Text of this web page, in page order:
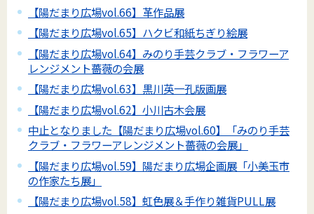
【陽だまり広場vol.66】革作品展
【陽だまり広場vol.65】ハクビ和紙ちぎり絵展
【陽だまり広場vol.64】みのり手芸クラブ・フラワーア
レンジメント薔薇の会展
【陽だまり広場vol.63】黒川英一孔版画展
【陽だまり広場vol.62】小川古木会展
中止となりました【陽だまり広場vol.60】「みのり手芸
クラブ・フラワーアレンジメント薔薇の会展」
【陽だまり広場vol.59】陽だまり広場企画展「小美玉市
の作家たち展」
【陽だまり広場vol.58】虹色展＆手作り雑貨PULL展